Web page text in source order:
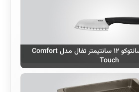
چاقوی سرامیکی سانتوکو ۱۲ سانتیمتر تفال مدل Comfort
Touch